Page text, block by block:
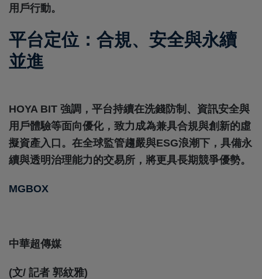
用戶行動。
平台定位：合規、安全與永續
並進
HOYA BIT 強調，平台持續在洗錢防制、資訊安全與
用戶體驗等面向優化，致力成為兼具合規與創新的虛
擬資產入口。在全球監管趨嚴與ESG浪潮下，具備永
續與透明治理能力的交易所，將更具長期競爭優勢。
MGBOX
中華超傳媒
(文/ 記者 郭紋雅)